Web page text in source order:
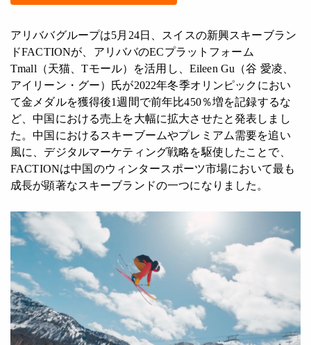
アリババグループは5月24日、スイスの新興スキーブラン
ドFACTIONが、アリババのECプラットフォーム
Tmall（天猫、Tモール）を活用し、Eileen Gu（谷 愛凌、
アイリーン・グー）氏が2022年冬季オリンピックにおい
て金メダルを獲得後1週間で前年比450％増を記録するな
ど、中国における売上を大幅に拡大させたと発表しまし
た。中国におけるスキーブームやプレミアム需要を追い
風に、デジタルマーケティング戦略を駆使したことで、
FACTIONは中国のウィンタースポーツ市場において最も
成長が顕著なスキーブランドの一つになりました。